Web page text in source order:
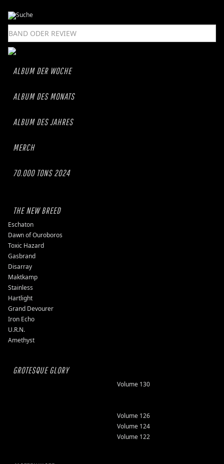
ALBUM DER WOCHE
ALBUM DES MONATS
ALBUM DES JAHRES
MERCH
70.000 TONS 2024
THE NEW BREED
Eschaton
Dawn of Ouroboros
Toxic Hazard
Gasbrand
Disarray
Maktkamp
Stainless
Hartlight
Grand Devourer
Iron Echo
U.R.N.
Amethyst
GROTESQUE GLORY
Volume 130
Volume 126
Volume 124
Volume 122